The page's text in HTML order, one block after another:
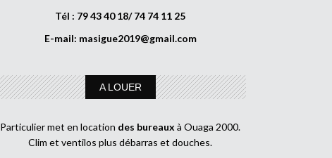
Tél : 79 43 40 18/ 74 74 11 25
E-mail: masigue2019@gmail.com
A LOUER
Particulier met en location des bureaux à Ouaga 2000.
Clim et ventilos plus débarras et douches.